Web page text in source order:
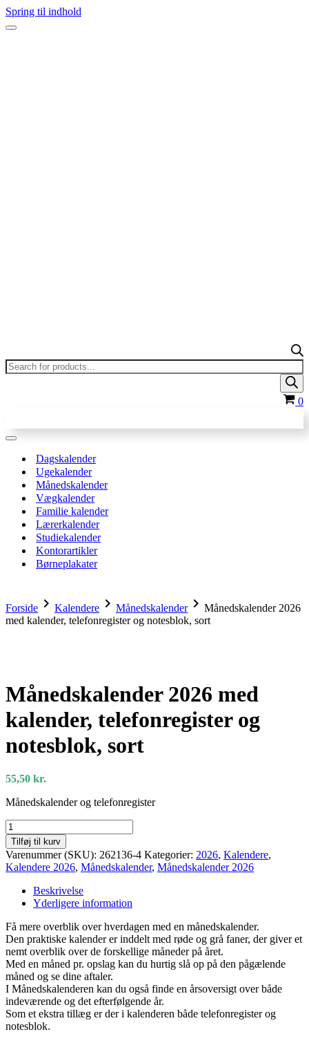
Spring til indhold
Navigation
Products
search
0
Navigation
Dagskalender
Ugekalender
Månedskalender
Vægkalender
Familie kalender
Lærerkalender
Studiekalender
Kontorartikler
Børneplakater
Forside chevron_right Kalendere chevron_right Månedskalenderchevron_right Månedskalender 2026
med kalender, telefonregister og notesblok, sort
Månedskalender 2026 med
kalender, telefonregister og
notesblok, sort
55,50 kr.
Månedskalender og telefonregister
Månedskalender
2026
med
kalender,
telefonregister
notesblok,
antal
Tilføj til kurv
Varenummer (SKU): 262136-4 Kategorier: 2026, Kalendere,
Kalendere 2026, Månedskalender, Månedskalender 2026
Beskrivelse
Yderligere information
Få mere overblik over hverdagen med en månedskalender.
Den praktiske kalender er inddelt med røde og grå faner, der giver et
nemt overblik over de forskellige måneder på året.
Med en måned pr. opslag kan du hurtig slå op på den pågælende
måned og se dine aftaler.
I Månedskalenderen kan du også finde en årsoversigt over både
indeværende og det efterfølgende år.
Som et ekstra tillæg er der i kalenderen både telefonregister og
notesblok.